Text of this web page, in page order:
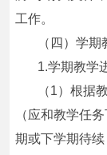
工作。
（四）学
1.学期教学
（1）根据
（应和教学任
期或下学期待